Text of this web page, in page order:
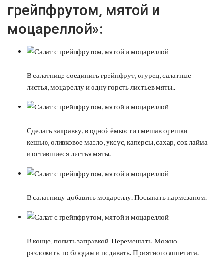
грейпфрутом, мятой и
моцареллой»:
В салатнице соединить грейпфрут, огурец, салатные
листья, моцареллу и одну горсть листьев мяты..
Сделать заправку, в одной ёмкости смешав орешки
кешью, оливковое масло, уксус, каперсы, сахар, сок лайма
и оставшиеся листья мяты.
В салатницу добавить моцареллу. Посыпать пармезаном.
В конце, полить заправкой. Перемешать. Можно
разложить по блюдам и подавать. Приятного аппетита.